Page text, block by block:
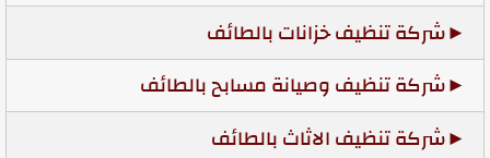
شركة تنظيف خزانات بالطائف
شركة تنظيف وصيانة مسابح بالطائف
شركة تنظيف الاثاث بالطائف